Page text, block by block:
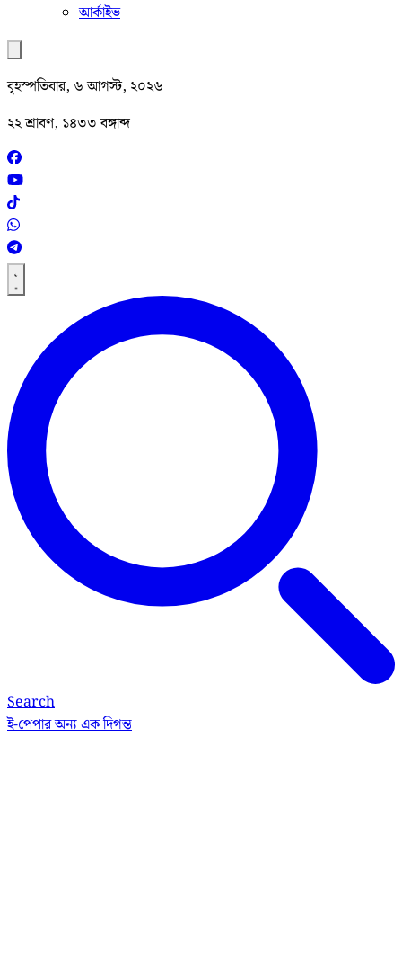
আর্কাইভ
বৃহস্পতিবার, ৬ আগস্ট, ২০২৬
২২ শ্রাবণ, ১৪৩৩ বঙ্গাব্দ
Search
ই-পেপারঅন্য এক দিগন্ত